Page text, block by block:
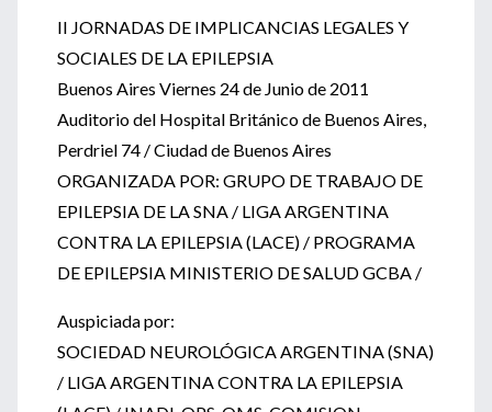
II JORNADAS DE IMPLICANCIAS LEGALES Y
SOCIALES DE LA EPILEPSIA
Buenos Aires Viernes 24 de Junio de 2011
Auditorio del Hospital Británico de Buenos Aires,
Perdriel 74 / Ciudad de Buenos Aires
ORGANIZADA POR: GRUPO DE TRABAJO DE
EPILEPSIA DE LA SNA / LIGA ARGENTINA
CONTRA LA EPILEPSIA (LACE) / PROGRAMA
DE EPILEPSIA MINISTERIO DE SALUD GCBA /
Auspiciada por:
SOCIEDAD NEUROLÓGICA ARGENTINA (SNA)
/ LIGA ARGENTINA CONTRA LA EPILEPSIA